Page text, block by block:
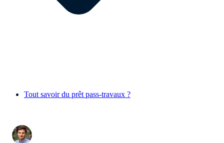
Tout savoir du prêt pass-travaux ?